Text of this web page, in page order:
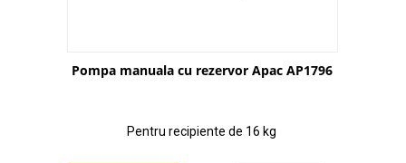
Pompa manuala cu rezervor Apac AP1796
Pentru recipiente de 16 kg